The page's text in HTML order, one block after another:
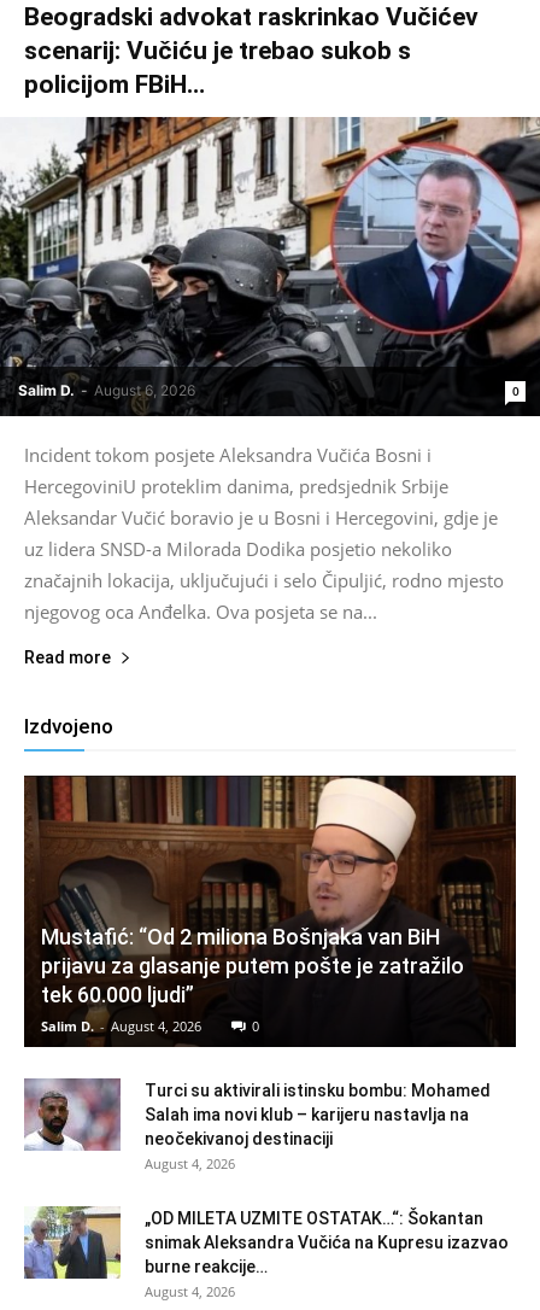
Beogradski advokat raskrinkao Vučićev
scenarij: Vučiću je trebao sukob s
policijom FBiH…
Salim D. - August 6, 2026 0
Incident tokom posjete Aleksandra Vučića Bosni i
HercegoviniU proteklim danima, predsjednik Srbije
Aleksandar Vučić boravio je u Bosni i Hercegovini, gdje je
uz lidera SNSD-a Milorada Dodika posjetio nekoliko
značajnih lokacija, uključujući i selo Čipuljić, rodno mjesto
njegovog oca Anđelka. Ova posjeta se na...
Read more
Izdvojeno
Mustafić: “Od 2 miliona Bošnjaka van BiH
prijavu za glasanje putem pošte je zatražilo
tek 60.000 ljudi”
Salim D. - August 4, 2026 0
Turci su aktivirali istinsku bombu: Mohamed
Salah ima novi klub – karijeru nastavlja na
neočekivanoj destinaciji
August 4, 2026
„OD MILETA UZMITE OSTATAK…“: Šokantan
snimak Aleksandra Vučića na Kupresu izazvao
burne reakcije…
August 4, 2026